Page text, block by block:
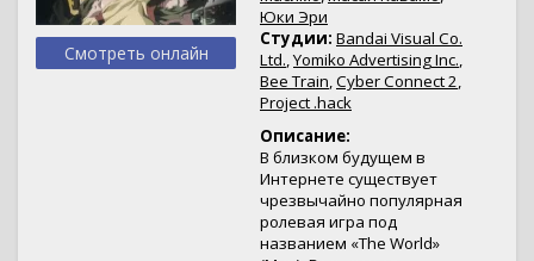
Смотреть онлайн
Юки Эри
Студии: Bandai Visual Co.
Ltd.,Yomiko Advertising Inc.,
Bee Train,Cyber Connect 2,
Project .hack
Описание:
В близком будущем в
Интернете существует
чрезвычайно популярная
ролевая игра под
названием «The World»